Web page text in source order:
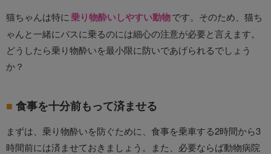
猫ちゃんは特に乗り物酔いしやすい動物です。そのため、猫ち
ゃんと一緒にバスに乗るのには細心の注意が必要と言えます。
どうしたら乗り物酔いを最小限に防いであげられるでしょう
か？
食事を十分前もって済ませる
まずは、乗り物酔いを防ぐために、食事を乗車する2時間から3
時間前には済ませておきましょう。また、必要ならば動物病院